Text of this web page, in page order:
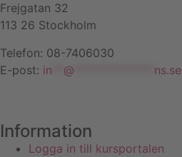
Frejgatan 32
113 26 Stockholm
Telefon: 08-7406030
E-post: in @ ns.se
Information
Logga in till kursportalen